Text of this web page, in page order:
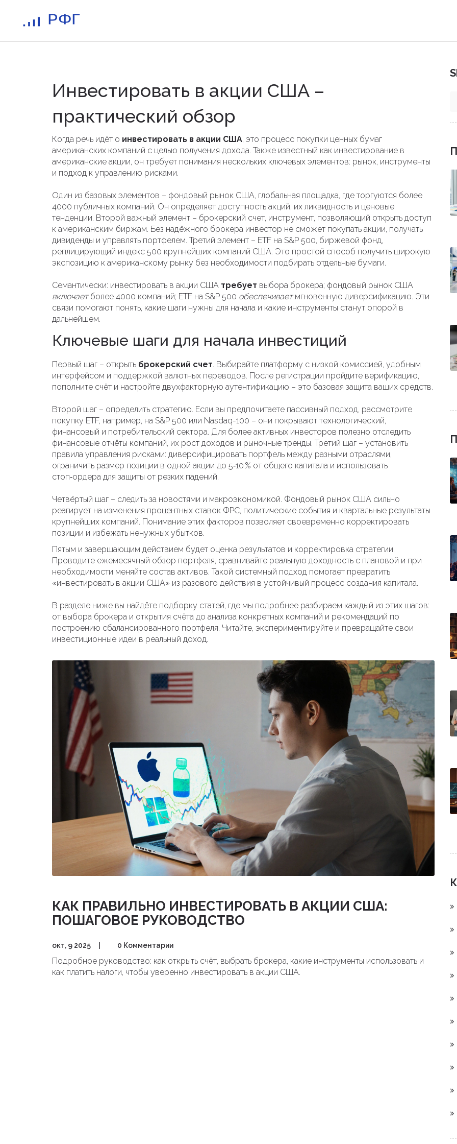
Инвестировать в акции США –
практический обзор
Когда речь идёт о инвестировать в акции США, это процесс покупки ценных бумаг
американских компаний с целью получения дохода. Также известный как инвестирование в
американские акции, он требует понимания нескольких ключевых элементов: рынок, инструменты
и подход к управлению рисками.
Один из базовых элементов – фондовый рынок США, глобальная площадка, где торгуются более
4000 публичных компаний. Он определяет доступность акций, их ликвидность и ценовые
тенденции. Второй важный элемент – брокерский счет, инструмент, позволяющий открыть доступ
к американским биржам. Без надёжного брокера инвестор не сможет покупать акции, получать
дивиденды и управлять портфелем. Третий элемент – ETF на S&P 500, биржевой фонд,
реплицирующий индекс 500 крупнейших компаний США. Это простой способ получить широкую
экспозицию к американскому рынку без необходимости подбирать отдельные бумаги.
Семантически: инвестировать в акции США требует выбора брокера; фондовый рынок США
включаетболее 4000 компаний; ETF на S&P 500 обеспечиваетмгновенную диверсификацию. Эти
связи помогают понять, какие шаги нужны для начала и какие инструменты станут опорой в
дальнейшем.
Ключевые шаги для начала инвестиций
Первый шаг – открыть брокерский счет. Выбирайте платформу с низкой комиссией, удобным
интерфейсом и поддержкой валютных переводов. После регистрации пройдите верификацию,
пополните счёт и настройте двухфакторную аутентификацию – это базовая защита ваших средств.
Второй шаг – определить стратегию. Если вы предпочитаете пассивный подход, рассмотрите
покупку ETF, например, на S&P 500 или Nasdaq-100 – они покрывают технологический,
финансовый и потребительский сектора. Для более активных инвесторов полезно отследить
финансовые отчёты компаний, их рост доходов и рыночные тренды. Третий шаг – установить
правила управления рисками: диверсифицировать портфель между разными отраслями,
ограничить размер позиции в одной акции до 5‑10 % от общего капитала и использовать
стоп‑ордера для защиты от резких падений.
Четвёртый шаг – следить за новостями и макроэкономикой. Фондовый рынок США сильно
реагирует на изменения процентных ставок ФРС, политические события и квартальные результаты
крупнейших компаний. Понимание этих факторов позволяет своевременно корректировать
позиции и избежать ненужных убытков.
Пятым и завершающим действием будет оценка результатов и корректировка стратегии.
Проводите ежемесячный обзор портфеля, сравнивайте реальную доходность с плановой и при
необходимости меняйте состав активов. Такой системный подход помогает превратить
«инвестировать в акции США» из разового действия в устойчивый процесс создания капитала.
В разделе ниже вы найдёте подборку статей, где мы подробнее разбираем каждый из этих шагов:
от выбора брокера и открытия счёта до анализа конкретных компаний и рекомендаций по
построению сбалансированного портфеля. Читайте, экспериментируйте и превращайте свои
инвестиционные идеи в реальный доход.
КАК ПРАВИЛЬНО ИНВЕСТИРОВАТЬ В АКЦИИ США:
ПОШАГОВОЕ РУКОВОДСТВО
окт, 9 2025 0 Комментарии
Подробное руководство: как открыть счёт, выбрать брокера, какие инструменты использовать и
как платить налоги, чтобы уверенно инвестировать в акции США.